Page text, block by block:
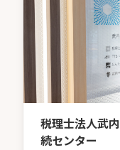
税理士法人武
続センター